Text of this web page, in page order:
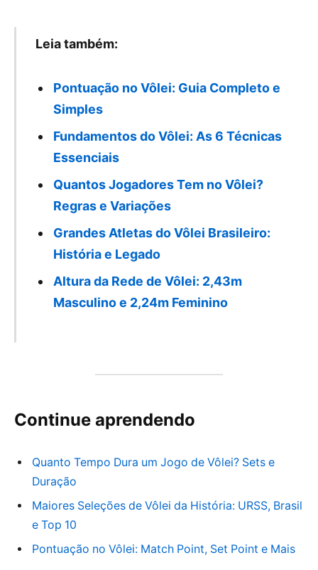
Leia também:
Pontuação no Vôlei: Guia Completo e
Simples
Fundamentos do Vôlei: As 6 Técnicas
Essenciais
Quantos Jogadores Tem no Vôlei?
Regras e Variações
Grandes Atletas do Vôlei Brasileiro:
História e Legado
Altura da Rede de Vôlei: 2,43m
Masculino e 2,24m Feminino
Continue aprendendo
Quanto Tempo Dura um Jogo de Vôlei? Sets e
Duração
Maiores Seleções de Vôlei da História: URSS, Brasil
e Top 10
Pontuação no Vôlei: Match Point, Set Point e Mais